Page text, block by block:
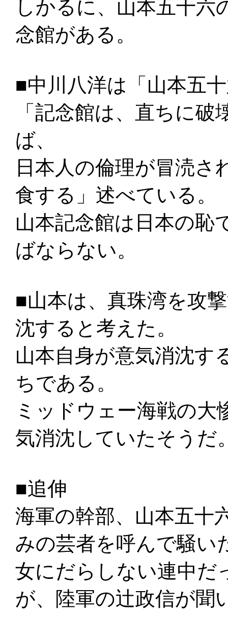
しかるに、山本五十六
念館がある。
■中川八洋は「山本五
「記念館は、直ちに
ば、
日本人の倫理が冒涜さ
食する」述べている。
山本記念館は日本の恥
ばならない。
■山本は、真珠湾を攻
沈すると考えた。
山本自身が意気消沈す
ちである。
ミッドウェー海戦の大
気消沈していたそうだ
■追伸
海軍の幹部、山本五十
みの芸者を呼んで騒い
女にだらしない連中だ
が、陸軍の辻政信が聞